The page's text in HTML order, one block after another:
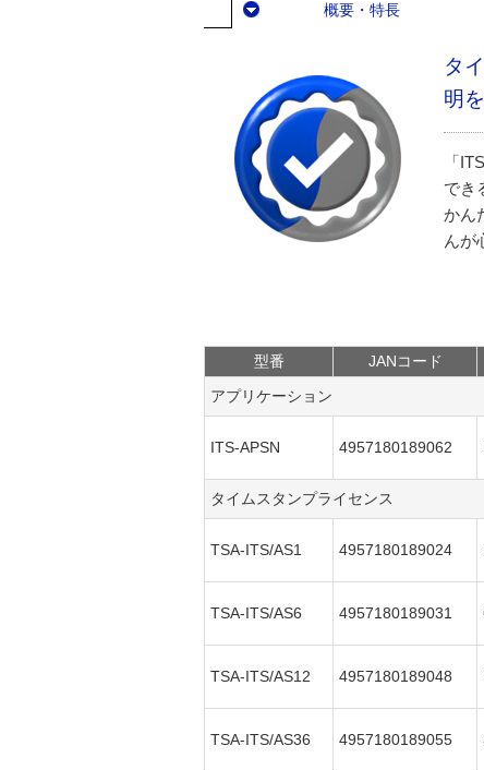
概要・特長
タ
明
「
でき
かん
んが
型番 JANコード
アプリケーション
ITS-APSN 4957180189062
タイムスタンプライセンス
TSA-ITS/AS1 4957180189024
TSA-ITS/AS6 4957180189031
TSA-ITS/AS12 4957180189048
TSA-ITS/AS36 4957180189055